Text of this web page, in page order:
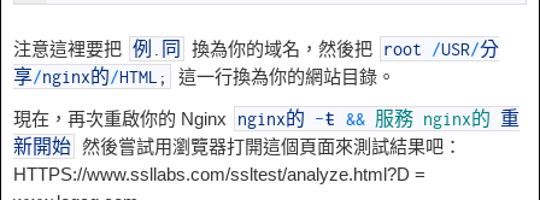
注意這裡要把 例 同 換為你的域名，然後把 root /USR/分
享/nginx的/HTML ; 這一行換為你的網站目錄。
現在，再次重啟你的 Nginx nginx的 -ŧ && 服務 nginx的 重
新開始 然後嘗試用瀏覽器打開這個頁面來測試結果吧：
HTTPS://www.ssllabs.com/ssltest/analyze.html?D =